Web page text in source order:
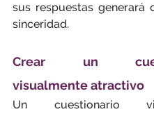
sus respuestas generará
sinceridad.
Crear un
visualmente atractivo
Un cuestionario